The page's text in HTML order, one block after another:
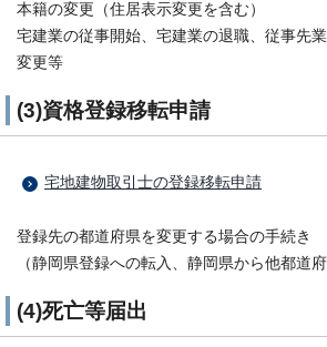
本籍の変更（住居表示変更を含む）
宅建業の従事開始、宅建業の退職、従事先
変更等
(3)資格登録移転申請
宅地建物取引士の登録移転申請
登録先の都道府県を変更する場合の手続き
（静岡県登録への転入、静岡県から他都道
(4)死亡等届出